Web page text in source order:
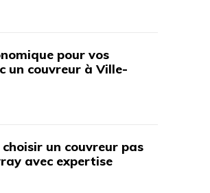
pour vos
un couvreur à Ville-
un couvreur pas
avec expertise